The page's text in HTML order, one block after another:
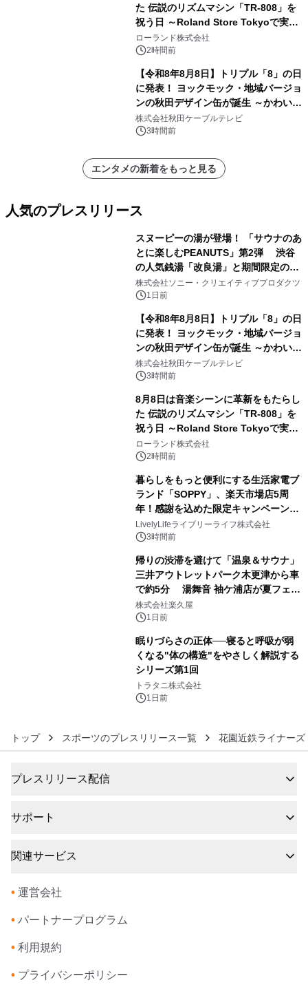
た 伝説のリズムマシン「TR-808」を
祝う日 ～Roland Store Tokyoで実機
を展示しての 記念キャンペーンを開
催 英国ラジオ「NTS」の 特別プログ
ラムや、「TR-808」を愛する伝説的
アーティストを フィーチャーしたアニ
メーションを公開～
ローランド株式会社
2時間前
【令和8年8月8日】トリプル「8」の日
に発表！ ヨックモック・地域バージョ
ンの秋田デザイン缶が誕生 ～かわいい
秋田犬の子犬と秋田の四季と名所を巡
るパッケージ～ 9月1日(火)秋田県内で
株式会社秋田ケーブルテレビ
3時間前
エンタメの新着をもっと見る
人気のプレスリリース
スヌーピーの湯が登場！ 「サウナのあ
とに楽しむPEANUTS」第2弾 渋谷
の人気銭湯「改良湯」と期間限定のコ
ラボレーション サウナイキタイコラ
ボグッズも発売決定！
株式会社ソニー・クリエイティブプロダクツ
1日前
【令和8年8月8日】トリプル「8」の日
に発表！ ヨックモック・地域バージョ
ンの秋田デザイン缶が誕生 ～かわいい
秋田犬の子犬と秋田の四季と名所を巡
るパッケージ～ 9月1日(火)秋田県内で
株式会社秋田ケーブルテレビ
3時間前
8月8日は音楽シーンに革新をもたらし
た 伝説のリズムマシン「TR-808」を
祝う日 ～Roland Store Tokyoで実機
を展示しての 記念キャンペーンを開
催 英国ラジオ「NTS」の 特別プログ
ラムや、「TR-808」を愛する伝説的
アーティストを フィーチャーしたアニ
メーションを公開～
ローランド株式会社
2時間前
暮らしをもっと便利にする生活家電ブ
ランド「SOPPY」、楽天市場店5周
年！感謝を込めた限定キャンペーンを
8月10日より開催
LivelyLifeライブリーライフ株式会社
3時間前
帰りの渋滞を避けて「温泉＆サウナ」
三井アウトレットパーク木更津から車
で約5分 湯舞音 袖ケ浦店が夏フェア
メニューを提供
株式会社楽久屋
1日前
眠りづらさの正体──寝ると呼吸が弱
くなる"体の構造"をやさしく解説する
シリーズ第1回
トラタニ株式会社
1日前
トップ スポーツのプレスリリース一覧 花園近鉄ライナーズ
プレスリリース配信
サポート
関連サービス
• 運営会社
• パートナープログラム
• 利用規約
• プライバシーポリシー